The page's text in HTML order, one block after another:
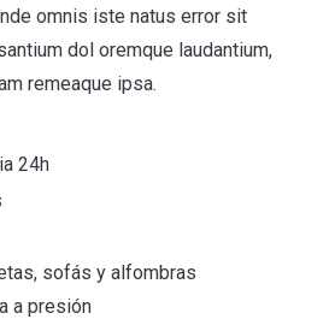
omnis iste natus error sit
dol oremque laudantium,
remeaque ipsa.
24h
sofás y alfombras
a presión